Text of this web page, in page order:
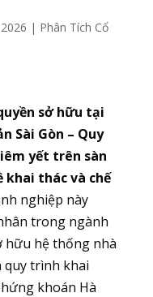
| Phân Tích Cổ
sở hữu tại
Sài Gòn – Quy
yết trên sàn
khai thác và chế
nghiệp này
trong ngành
hữu hệ thống nhà
quy trình khai
khoán Hà